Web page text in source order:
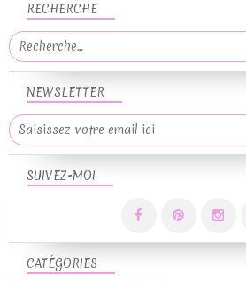
NEWSLETTER
SUIVEZ-MOI
RECHERCHE
CATÉGORIES